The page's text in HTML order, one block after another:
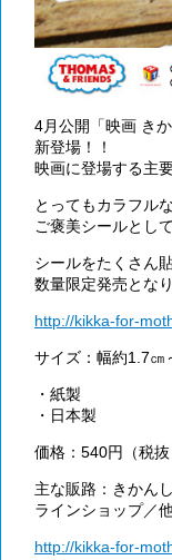
4月公開「映画 き
新登場！！
映画に登場する主
とってもカラフル
ご褒美シールとし
シールをたくさん
数量限定発売とな
http://kikka-for-
サイズ：幅約1.7㎝
・紙製
・日本製
価格：540円（税
主な販路：きかん
ラインショップ／
http://kikka-for-